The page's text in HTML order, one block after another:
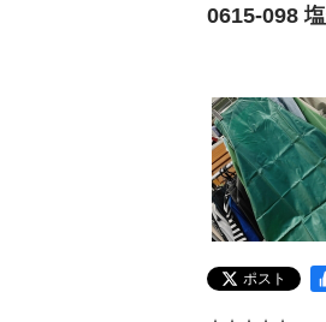
0615-098
ポスト